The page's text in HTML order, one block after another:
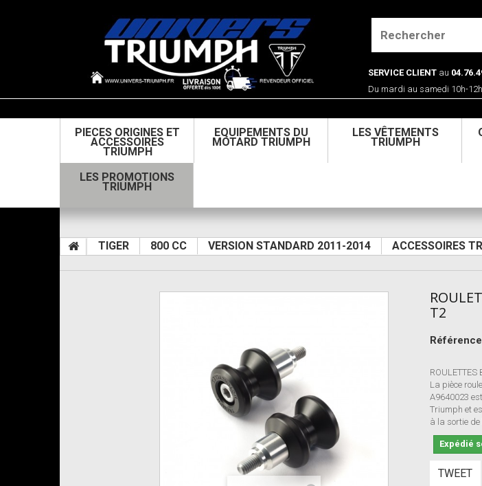
SERVICE CLIENT au
Du mardi au samedi 10h-
PIECES ORIGINES ET
ACCESSOIRES
TRIUMPH
EQUIPEMENTS DU
MOTARD TRIUMPH
LES VÊTEMENTS
TRIUMPH
LES PROMOTIONS
TRIUMPH
TIGER 800 CC VERSION STANDARD 2011-2014 ACCESSOIRES
T2
Référence
ROULETTES
La pièce
A9640023
Triumph et
à la sortie de
Expédié
TWEET